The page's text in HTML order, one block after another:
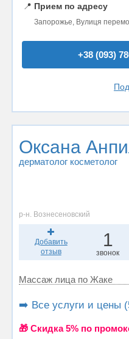
📍 Прием по адресу
Запорожье, Вулиця
+38 (093)
Оксана
дерматолог косметолог
р-н. Вознесеновский
Добавить
отзыв
1
звонок
Массаж лица по Жаке
➡️ Все услуги и цены
🎁 Cкидка 5% по